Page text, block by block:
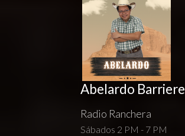
Abelardo Barriere
Radio Ranchera
Sábados 2 PM - 7 PM